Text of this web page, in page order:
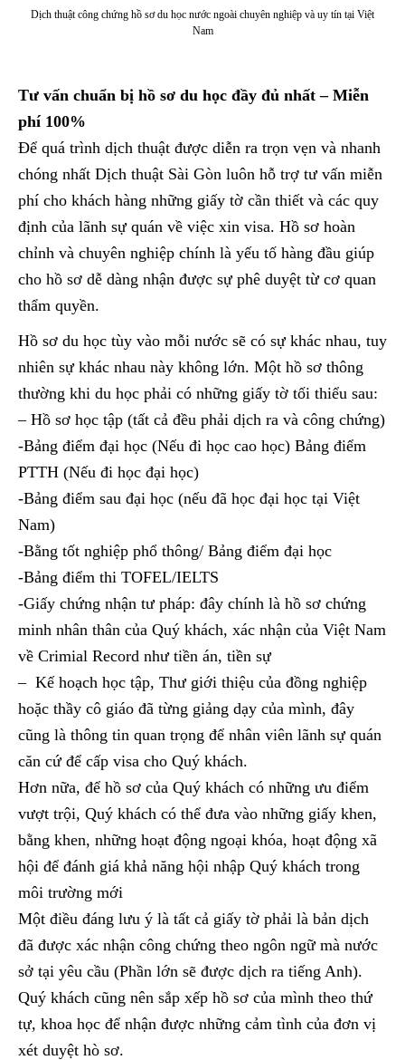
Dịch thuật công chứng hồ sơ du học nước ngoài chuyên nghiệp và uy tín tại Việt
Nam
Tư vấn chuẩn bị hồ sơ du học đầy đủ nhất – Miễn
phí 100%
Để quá trình dịch thuật được diễn ra trọn vẹn và nhanh
chóng nhất Dịch thuật Sài Gòn luôn hỗ trợ tư vấn miễn
phí cho khách hàng những giấy tờ cần thiết và các quy
định của lãnh sự quán về việc xin visa. Hồ sơ hoàn
chỉnh và chuyên nghiệp chính là yếu tố hàng đầu giúp
cho hồ sơ dễ dàng nhận được sự phê duyệt từ cơ quan
thẩm quyền.
Hồ sơ du học tùy vào mỗi nước sẽ có sự khác nhau, tuy
nhiên sự khác nhau này không lớn. Một hồ sơ thông
thường khi du học phải có những giấy tờ tối thiểu sau:
– Hồ sơ học tập (tất cả đều phải dịch ra và công chứng)
-Bảng điểm đại học (Nếu đi học cao học) Bảng điểm
PTTH (Nếu đi học đại học)
-Bảng điểm sau đại học (nếu đã học đại học tại Việt
Nam)
-Bằng tốt nghiệp phổ thông/ Bảng điểm đại học
-Bảng điểm thi TOFEL/IELTS
-Giấy chứng nhận tư pháp: đây chính là hồ sơ chứng
minh nhân thân của Quý khách, xác nhận của Việt Nam
về Crimial Record như tiền án, tiền sự
– Kế hoạch học tập, Thư giới thiệu của đồng nghiệp
hoặc thầy cô giáo đã từng giảng dạy của mình, đây
cũng là thông tin quan trọng để nhân viên lãnh sự quán
căn cứ để cấp visa cho Quý khách.
Hơn nữa, để hồ sơ của Quý khách có những ưu điểm
vượt trội, Quý khách có thể đưa vào những giấy khen,
bằng khen, những hoạt động ngoại khóa, hoạt động xã
hội để đánh giá khả năng hội nhập Quý khách trong
môi trường mới
Một điều đáng lưu ý là tất cả giấy tờ phải là bản dịch
đã được xác nhận công chứng theo ngôn ngữ mà nước
sở tại yêu cầu (Phần lớn sẽ được dịch ra tiếng Anh).
Quý khách cũng nên sắp xếp hồ sơ của mình theo thứ
tự, khoa học để nhận được những cảm tình của đơn vị
xét duyệt hò sơ.